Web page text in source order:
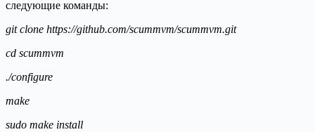
следующие команды:
git clone https://github.com/scummvm/scummvm.git
cd scummvm
./configure
make
sudo make install